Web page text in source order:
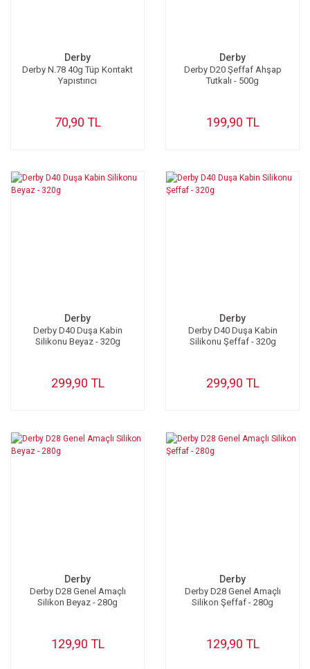
Derby
Derby N.78 40g Tüp Kontakt
Yapıstırıcı
70,90 TL
Derby
Derby D20 Şeffaf Ahşap
Tutkalı - 500g
199,90 TL
Derby
Derby D40 Duşa Kabin
Silikonu Beyaz - 320g
299,90 TL
Derby
Derby D40 Duşa Kabin
Silikonu Şeffaf - 320g
299,90 TL
Derby
Derby D28 Genel Amaçlı
Silikon Beyaz - 280g
129,90 TL
Derby
Derby D28 Genel Amaçlı
Silikon Şeffaf - 280g
129,90 TL